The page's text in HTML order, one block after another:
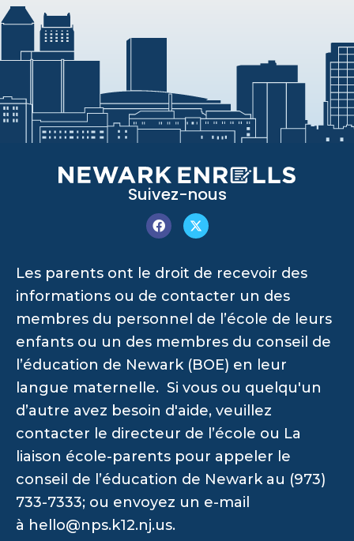
Suivez-nous
Les parents ont le droit de recevoir des
informations ou de contacter un des
membres du personnel de l’école de leurs
enfants ou un des membres du conseil de
l’éducation de Newark (BOE) en leur
langue maternelle. Si vous ou quelqu'un
d’autre avez besoin d'aide, veuillez
contacter le directeur de l’école ou La
liaison école-parents pour appeler le
conseil de l’éducation de Newark au (973)
733-7333; ou envoyez un e-mail
à hello@nps.k12.nj.us.